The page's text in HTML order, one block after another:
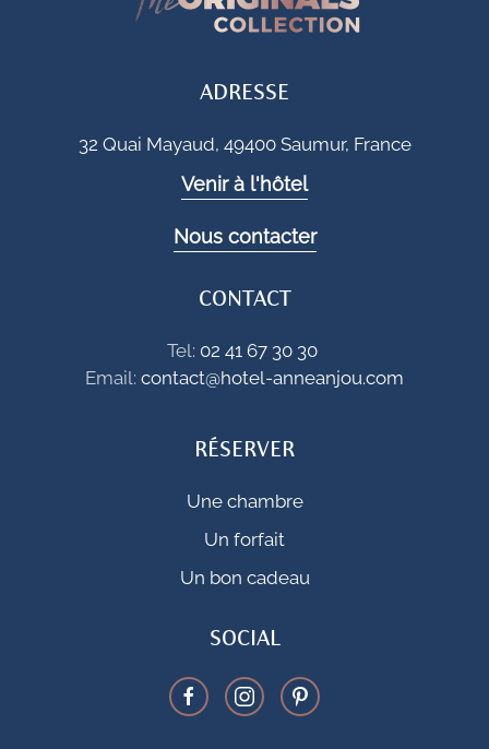
ADRESSE
32 Quai Mayaud, 49400 Saumur, France
Venir à l'hôtel
Nous contacter
CONTACT
Tel: 02 41 67 30 30
Email: contact@hotel-anneanjou.com
RÉSERVER
Une chambre
Un forfait
Un bon cadeau
SOCIAL